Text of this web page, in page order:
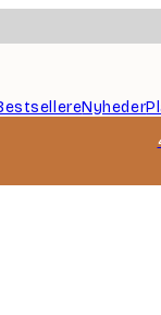
Nyheder